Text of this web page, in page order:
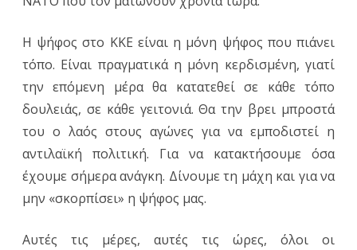
Η ψήφος στο ΚΚΕ είναι η μόνη ψήφος που πιάνει
τόπο. Είναι πραγματικά η μόνη κερδισμένη, γιατί
την επόμενη μέρα θα κατατεθεί σε κάθε τόπο
δουλειάς, σε κάθε γειτονιά. Θα την βρει μπροστά
του ο λαός στους αγώνες για να εμποδιστεί η
αντιλαϊκή πολιτική. Για να κατακτήσουμε όσα
έχουμε σήμερα ανάγκη. Δίνουμε τη μάχη και για να
μην «σκορπίσει» η ψήφος μας.
Αυτές τις μέρες, αυτές τις ώρες, όλοι οι